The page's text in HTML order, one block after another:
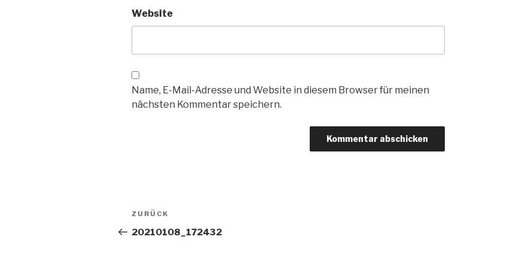
Website
Name, E-Mail-Adresse und Website in diesem Browser für meinen
nächsten Kommentar speichern.
Beitragsnavigation
Vorheriger
Beitrag
ZURÜCK
20210108_172432